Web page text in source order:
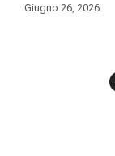
Giugno 26, 2026